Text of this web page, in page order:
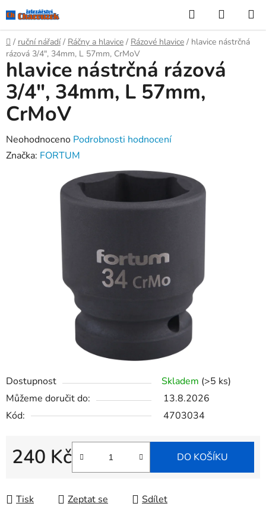
na
obsah
Hledat
KOŠÍK
Domů
/ ruční nářadí / Ráčny a hlavice / Rázové hlavice / hlavice nástrčná
rázová 3/4", 34mm, L 57mm, CrMoV
Dostupnost Skladem (>5 ks)
Můžeme doručit do:
13.8.2026
Kód:
4703034
240 Kč DO KOŠÍKU
Tisk Zeptat se Sdílet
hlavice nástrčná rázová
3/4", 34mm, L 57mm,
CrMoV
Průměrné
hodnocení
Neohodnoceno Podrobnosti hodnocení
Značka: FORTUM